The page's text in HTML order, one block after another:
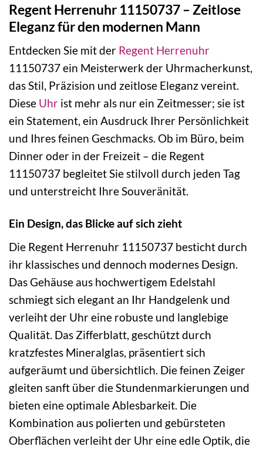
Regent Herrenuhr 11150737 – Zeitlose
Eleganz für den modernen Mann
Entdecken Sie mit der Regent Herrenuhr
11150737 ein Meisterwerk der Uhrmacherkunst,
das Stil, Präzision und zeitlose Eleganz vereint.
Diese Uhr ist mehr als nur ein Zeitmesser; sie ist
ein Statement, ein Ausdruck Ihrer Persönlichkeit
und Ihres feinen Geschmacks. Ob im Büro, beim
Dinner oder in der Freizeit – die Regent
11150737 begleitet Sie stilvoll durch jeden Tag
und unterstreicht Ihre Souveränität.
Ein Design, das Blicke auf sich zieht
Die Regent Herrenuhr 11150737 besticht durch
ihr klassisches und dennoch modernes Design.
Das Gehäuse aus hochwertigem Edelstahl
schmiegt sich elegant an Ihr Handgelenk und
verleiht der Uhr eine robuste und langlebige
Qualität. Das Zifferblatt, geschützt durch
kratzfestes Mineralglas, präsentiert sich
aufgeräumt und übersichtlich. Die feinen Zeiger
gleiten sanft über die Stundenmarkierungen und
bieten eine optimale Ablesbarkeit. Die
Kombination aus polierten und gebürsteten
Oberflächen verleiht der Uhr eine edle Optik, die